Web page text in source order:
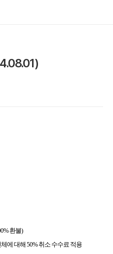
환불)
에 대해 50% 취소 수수료 적용